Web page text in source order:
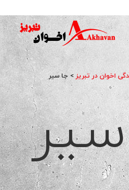
اخوان در تبریز> جا سیر